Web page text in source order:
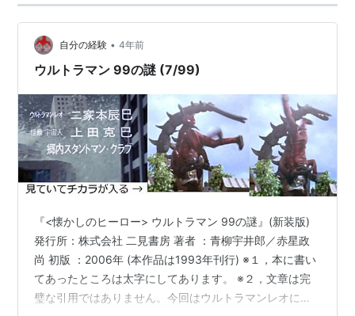
自分の経験 • 4年前
ウルトラマン 99の謎 (7/99)
『<懐かしのヒーロー> ウルトラマン 99の謎』(新装版)
発行所：株式会社 二見書房 著者 ：青柳宇井郎／赤星政
尚 初版 ：2006年 (本作品は1993年刊行) ※１，本に書い
てあったところは太字にしてあります。 ※２，文章は完
璧な引用ではありません。今回はウルトラマンレオにつ